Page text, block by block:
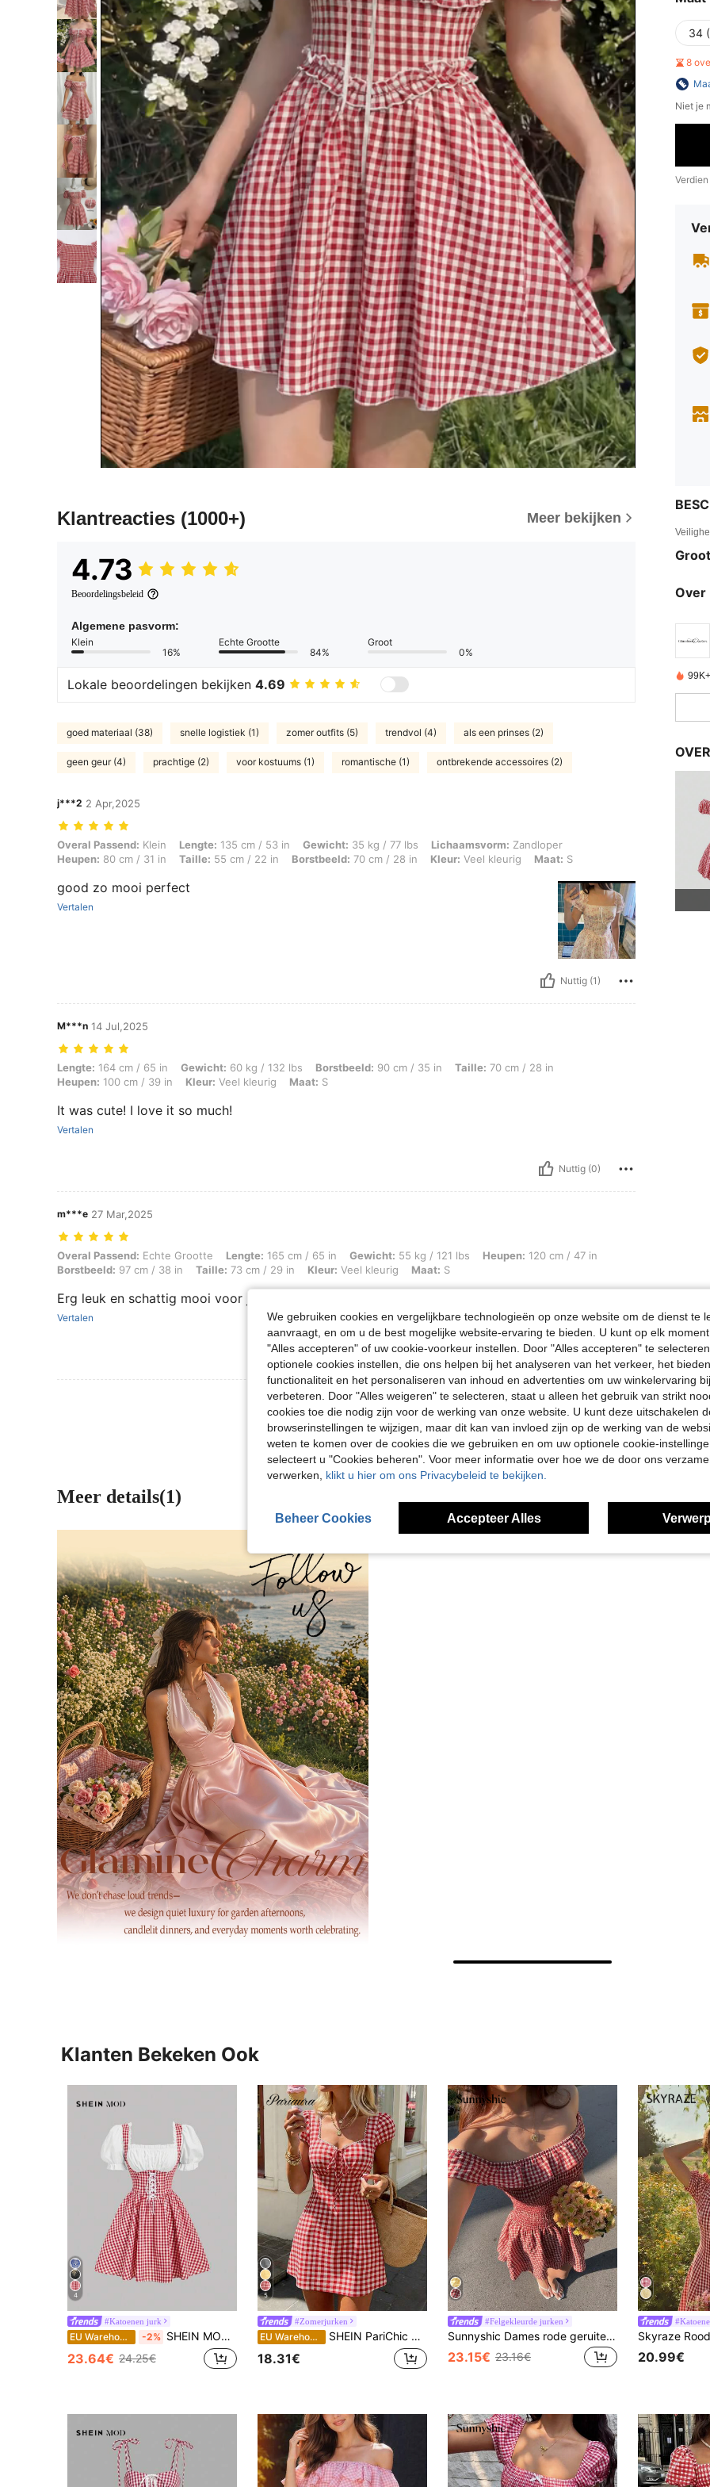
Klantreacties (1000+) Meer bekijken
4.73
Beoordelingsbeleid
Algemene pasvorm:
Klein
16%
Echte Grootte
84%
Groot
0%
Lokale beoordelingen bekijken 4.69
goed materiaal (38) snelle logistiek (1) zomer outfits (5) trendvol (4) als een prinses (2)
geen geur (4) prachtige (2) voor kostuums (1) romantische (1) ontbrekende accessoires (2)
j***2 2 Apr,2025
Overal Passend: Klein, Lengte: 135 cm / 53 in, Gewicht: 35 kg / 77 lbs, Lichaamsvorm: Zandloper, Heupen: 80 cm / 31 in, Taille: 55 cm / 22 in,
Overal Passend: Klein Lengte: 135 cm / 53 in Gewicht: 35 kg / 77 lbs Lichaamsvorm: Zandloper
Heupen: 80 cm / 31 in Taille: 55 cm / 22 in Borstbeeld: 70 cm / 28 in Kleur: Veel kleurig Maat: S
good zo mooi perfect
Vertalen
Nuttig (1)
M***n 14 Jul,2025
Lengte: 164 cm / 65 in, Gewicht: 60 kg / 132 lbs, Borstbeeld: 90 cm / 35 in, Taille: 70 cm / 28 in, Heupen: 100 cm / 39 in, Kleur: Veel kleurig, Maat: S
Lengte: 164 cm / 65 in Gewicht: 60 kg / 132 lbs Borstbeeld: 90 cm / 35 in Taille: 70 cm / 28 in
Heupen: 100 cm / 39 in Kleur: Veel kleurig Maat: S
It was cute! I love it so much!
Vertalen
Nuttig (0)
m***e 27 Mar,2025
Overal Passend: Echte Grootte, Lengte: 165 cm / 65 in, Gewicht: 55 kg / 121 lbs, Heupen: 120 cm / 47 in, Borstbeeld: 97 cm / 38 in, Taille: 73 cm / 29
Overal Passend: Echte Grootte Lengte: 165 cm / 65 in Gewicht: 55 kg / 121 lbs Heupen: 120 cm / 47 in
Borstbeeld: 97 cm / 38 in Taille: 73 cm / 29 in Kleur: Veel kleurig Maat: S
Erg leuk en schattig mooi voor jongen meiden!
Vertalen
Meer Beoordelingen Bekijken
34
8
Niet je
Over
Meer details(1)
Klanten Bekeken Ook
4
#Katoenen jurk
EU Warehouse -2% SHEIN MOD Vintage blauwe geruite damesjurk
23.64€ 24.25€
5
#Zomerjurken
EU Warehouse SHEIN PariChic Dames lente/zomer nieuwe Franse stijl schattige vakantie blauw & wit geruite ruches patchwork vierkante kraag mini-jurk
18.31€
#Felgekleurde jurken
Sunnyshic Dames rode geruite A-lijn mini-jurk met blote schouders en ruches aan de zoom, getailleerde pasvorm, lief en romantisch, perfect voor een strandvakantie, lente/zomer
23.15€ 23.16€ 20.99€
We gebruiken cookies en vergelijkbare technologieën op onze website om de dienst te
aanvraagt, en om u de best mogelijke website-ervaring te bieden. U kunt op elk moment
"Alles accepteren" of uw cookie-voorkeur instellen. Door "Alles accepteren" te
optionele cookies instellen, die ons helpen bij het analyseren van het verkeer, het
functionaliteit en het personaliseren van inhoud en advertenties om uw winkelervaring
verbeteren. Door "Alles weigeren" te selecteren, staat u alleen het gebruik van strikt
cookies toe die nodig zijn voor de werking van onze website. U kunt deze uitschakelen
browserinstellingen te wijzigen, maar dit kan van invloed zijn op de werking van de
weten te komen over de cookies die we gebruiken en om uw optionele cookie-
selecteert u "Cookies beheren". Voor meer informatie over hoe we de door ons
verwerken, klikt u hier om ons Privacybeleid te bekijken.
Beheer Cookies Accepteer Alles